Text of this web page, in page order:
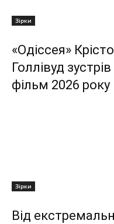
Зірки
«Одіссея»
Голлівуд
фільм 2026 року
Зірки
Від